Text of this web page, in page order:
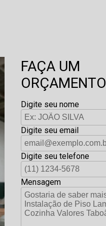
FAÇA UM
ORÇAMENTO
Digite seu nome
Digite seu email
Digite seu telefone
Mensagem